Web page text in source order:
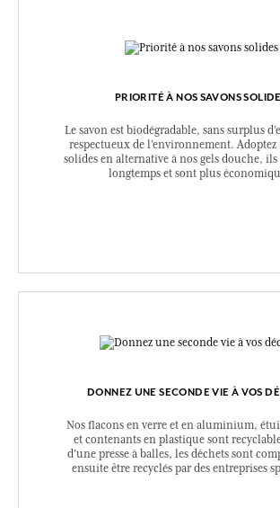
PRIORITÉ À NOS SAVONS
Le savon est biodégradable, sans surplus
respectueux de l’environnement. Adoptez
solides en alternative à nos gels douche,
longtemps et sont plus
DONNEZ UNE SECONDE VIE À VOS
Nos flacons en verre et en aluminium,
et contenants en plastique sont
d’une presse à balles, les déchets sont
ensuite être recyclés par des entreprises